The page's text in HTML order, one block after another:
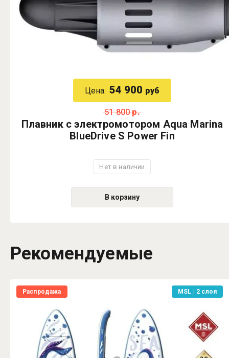
Цена: 54 900 руб
51 800 р.
Плавник с электромотором Aqua Marina
BlueDrive S Power Fin
Нет в наличии
В корзину
Рекомендуемые
Распродажа MSL | 2 слоя